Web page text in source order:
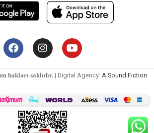
hakları saklıdır. | Digital Agency: A Sound Fiction